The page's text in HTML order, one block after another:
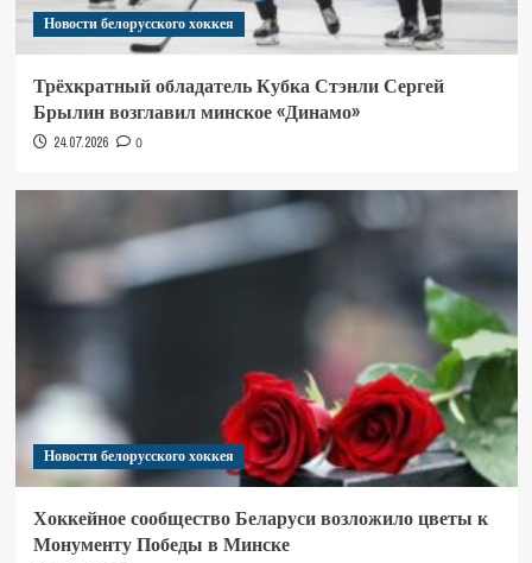
Новости белорусского хоккея
Трёхкратный обладатель Кубка Стэнли Сергей
Брылин возглавил минское «Динамо»
24.07.2026 0
Новости белорусского хоккея
Хоккейное сообщество Беларуси возложило цветы к
Монументу Победы в Минске